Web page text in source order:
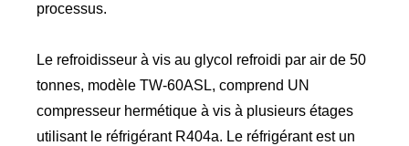
processus.
Le refroidisseur à vis au glycol refroidi par air de 50
tonnes, modèle TW-60ASL, comprend UN
compresseur hermétique à vis à plusieurs étages
utilisant le réfrigérant R404a. Le réfrigérant est un